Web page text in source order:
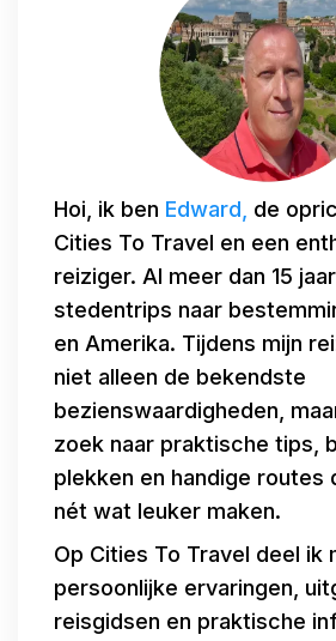
Hoi, ik ben Edward, de
Cities To Travel en een
reiziger. Al meer dan 15
stedentrips naar
en Amerika. Tijdens mijn
niet alleen de bekendste
bezienswaardigheden,
zoek naar praktische tips,
plekken en handige routes
nét wat leuker maken.
Op Cities To Travel deel ik
persoonlijke ervaringen,
reisgidsen en praktische